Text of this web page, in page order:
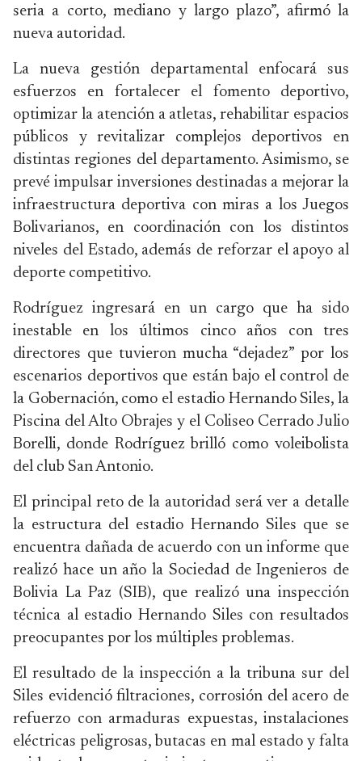
seria a corto, mediano y largo plazo”, afirmó la
nueva autoridad.
La nueva gestión departamental enfocará sus
esfuerzos en fortalecer el fomento deportivo,
optimizar la atención a atletas, rehabilitar espacios
públicos y revitalizar complejos deportivos en
distintas regiones del departamento. Asimismo, se
prevé impulsar inversiones destinadas a mejorar la
infraestructura deportiva con miras a los Juegos
Bolivarianos, en coordinación con los distintos
niveles del Estado, además de reforzar el apoyo al
deporte competitivo.
Rodríguez ingresará en un cargo que ha sido
inestable en los últimos cinco años con tres
directores que tuvieron mucha “dejadez” por los
escenarios deportivos que están bajo el control de
la Gobernación, como el estadio Hernando Siles, la
Piscina del Alto Obrajes y el Coliseo Cerrado Julio
Borelli, donde Rodríguez brilló como voleibolista
del club San Antonio.
El principal reto de la autoridad será ver a detalle
la estructura del estadio Hernando Siles que se
encuentra dañada de acuerdo con un informe que
realizó hace un año la Sociedad de Ingenieros de
Bolivia La Paz (SIB), que realizó una inspección
técnica al estadio Hernando Siles con resultados
preocupantes por los múltiples problemas.
El resultado de la inspección a la tribuna sur del
Siles evidenció filtraciones, corrosión del acero de
refuerzo con armaduras expuestas, instalaciones
eléctricas peligrosas, butacas en mal estado y falta